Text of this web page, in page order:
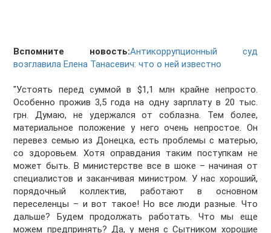
Вспомните новость:Антикоррупционный суд
возглавила Елена Танасевич: что о ней известно
"Устоять перед суммой в $1,1 млн крайне непросто.
Особенно прожив 3,5 года на одну зарплату в 20 тыс.
грн. Думаю, не удержался от соблазна. Тем более,
материальное положение у него очень непростое. Он
перевез семью из Донецка, есть проблемы с матерью,
со здоровьем. Хотя оправдания таким поступкам не
может быть. В министерстве все в шоке – начиная от
специалистов и заканчивая министром. У нас хороший,
порядочный коллектив, работают в основном
переселенцы – и вот такое! Но все люди разные. Что
дальше? Будем продолжать работать. Что мы еще
можем предпринять? Да, у меня с Сытником хорошие